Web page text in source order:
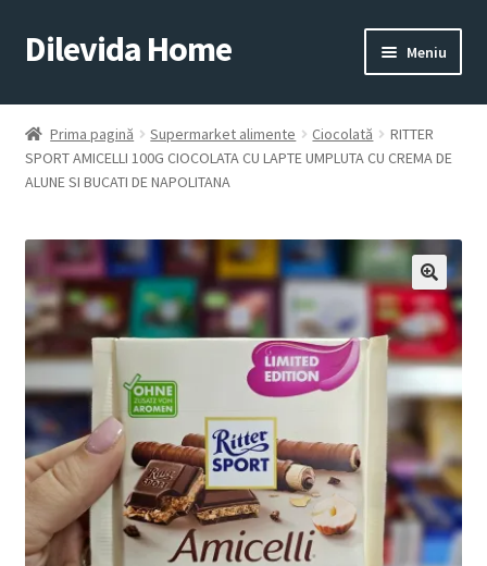
Sari
la
Sari
la
Dilevida Home Meniu
COPII
JUCARII
ROYALTY
LINE
Prima pagină Supermarket alimente Ciocolată
RITTER
SPORT AMICELLI 100G CIOCOLATA CU LAPTE UMPLUTA CU CREMA DE
ALUNE SI BUCATI DE NAPOLITANA